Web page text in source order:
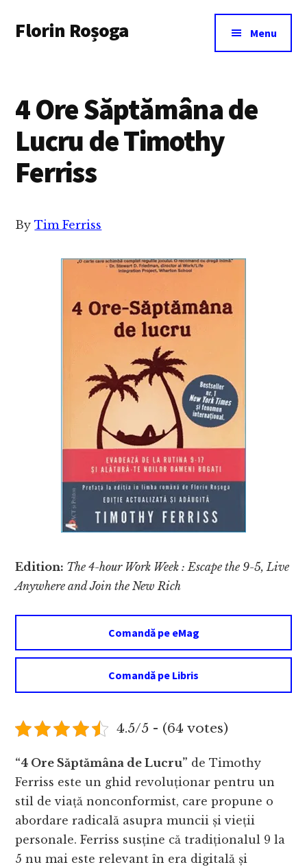
main
menu
Florin Roșoga Menu
4 Ore Săptămâna de
Lucru de Timothy
Ferriss
ByTim Ferriss
Edition: The 4-hour Work Week : Escape the 9-5, Live
Anywhere and Join the New Rich
Comandă pe eMag
Comandă pe Libris
4.5/5 - (64 votes)
“4 Ore Săptămâna de Lucru” de Timothy
Ferriss este un ghid revoluționar pentru un
stil de viață nonconformist, care propune o
abordare radicală asupra muncii și vieții
personale. Ferriss susține că tradiționalul 9 la
5 nu mai este relevant în era digitală și